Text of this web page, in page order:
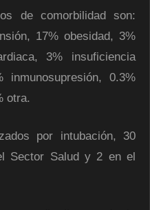
de comorbilidad son:
17% obesidad, 3%
3% insuficiencia
inmunosupresión, 0.3%
otra.
por intubación, 30
Sector Salud y 2 en el